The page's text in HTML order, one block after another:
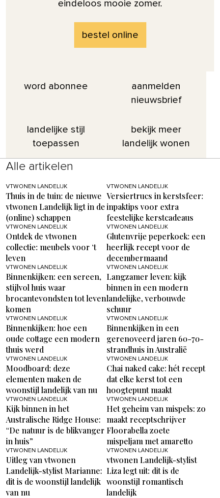
eindeloos mooie zomer.
bestel online
word abonnee
aanmelden
nieuwsbrief
landelijke stijl
toepassen
bekijk meer
landelijk wonen
Alle artikelen
VTWONEN LANDELIJK
Thuis in de tuin: de nieuwe
vtwonen Landelijk ligt in de
(online) schappen
VTWONEN LANDELIJK
Versiertrucs in kerstsfeer:
inpaktips voor extra
feestelijke kerstcadeaus
VTWONEN LANDELIJK
Ontdek de vtwonen
collectie: meubels voor ‘t
leven
VTWONEN LANDELIJK
Glutenvrije peperkoek: een
heerlijk recept voor de
decembermaand
VTWONEN LANDELIJK
Binnenkijken: een sereen,
stijlvol huis waar
brocantevondsten tot leven
komen
VTWONEN LANDELIJK
Langzamer leven: kijk
binnen in een modern
landelijke, verbouwde
schuur
VTWONEN LANDELIJK
Binnenkijken: hoe een
oude cottage een modern
thuis werd
VTWONEN LANDELIJK
Binnenkijken in een
gerenoveerd jaren 60-70-
strandhuis in Australië
VTWONEN LANDELIJK
Moodboard: deze
elementen maken de
woonstijl landelijk van nu
VTWONEN LANDELIJK
Chai naked cake: hét recept
dat elke kerst tot een
hoogtepunt maakt
VTWONEN LANDELIJK
Kijk binnen in het
Australische Ridge House:
“De natuur is de blikvanger
in huis”
VTWONEN LANDELIJK
Het geheim van mispels: zo
maakt receptschrijver
Floorabella zoete
mispeljam met amaretto
VTWONEN LANDELIJK
Uitleg van vtwonen
Landelijk-stylist Marianne:
dit is de woonstijl landelijk
van nu
VTWONEN LANDELIJK
vtwonen Landelijk-stylist
Liza legt uit: dit is de
woonstijl romantisch
landelijk